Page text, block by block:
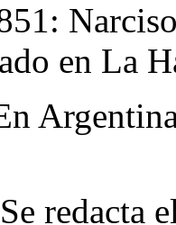
en La
Se redacta